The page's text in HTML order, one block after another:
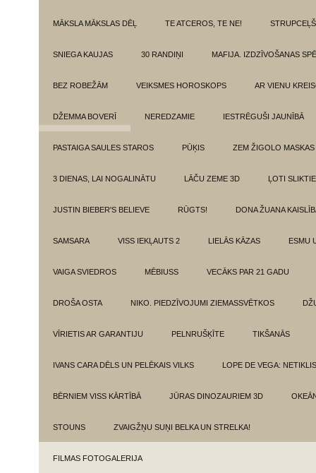
MĀKSLA MĀKSLAS DĒĻ TE ATCEROS, TE NE! STRUPCEĻŠ
SNIEGA KAUJAS 30 RANDIŅI MAFIJA. IZDZĪVOŠANAS
BEZ ROBEŽĀM VEIKSMES HOROSKOPS AR VIENU
DŽEMMA BOVERĪ NEREDZAMIE IESTRĒGUŠI JAUNĪBĀ
PASTAIGA SAULES STAROS PŪĶIS ZEM ŽIGOLO MASKAS
3 DIENAS, LAI NOGALINĀTU LĀČU ZEME 3D ĻOTI
JUSTIN BIEBER'S BELIEVE RŪGTS! DONA ŽUANA
SAMSARA VISS IEKĻAUTS 2 LIELĀS KĀZAS ESMU
VAIGA SVIEDROS MĒBIUSS VECĀKS PAR 21 GADU
DROŠA OSTA NIKO. PIEDZĪVOJUMI ZIEMASSVĒTKOS
VĪRIETIS AR GARANTIJU PELNRUŠĶĪTE TIKŠANĀS
IVANS CARA DĒLS UN PELĒKAIS VILKS LOPE DE VEGA:
BĒRNIEM VISS KĀRTĪBĀ JŪRAS DINOZAURIEM 3D
STOUNS ZVAIGŽŅU SUŅI BELKA UN STRELKA!
FILMAS FOTOGALERIJA